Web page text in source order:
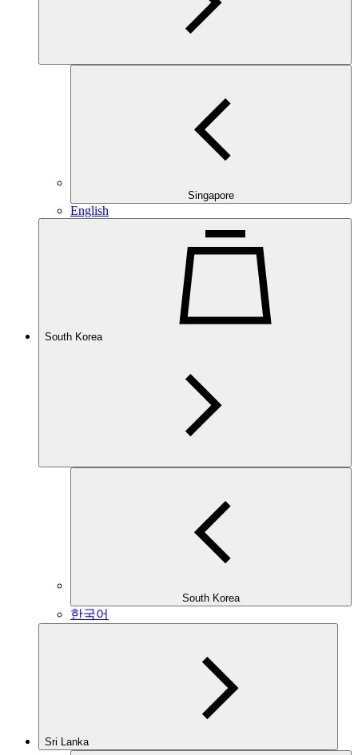
Singapore
English
South Korea
South Korea
한국어
Sri Lanka